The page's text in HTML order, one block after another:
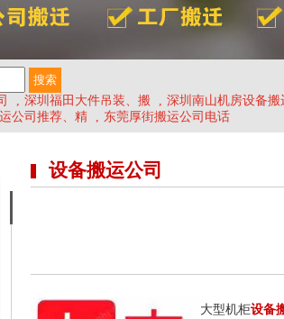
, 深圳福田大件吊装、搬 , 深圳南山机房设备搬
公司推荐、精 , 东莞厚街搬运公司电话
设备搬运公司
大型机柜设备